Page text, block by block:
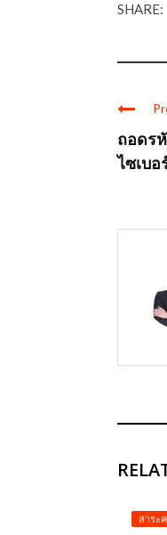
SHARE:
ถอดร
ไซเบ
สาระ